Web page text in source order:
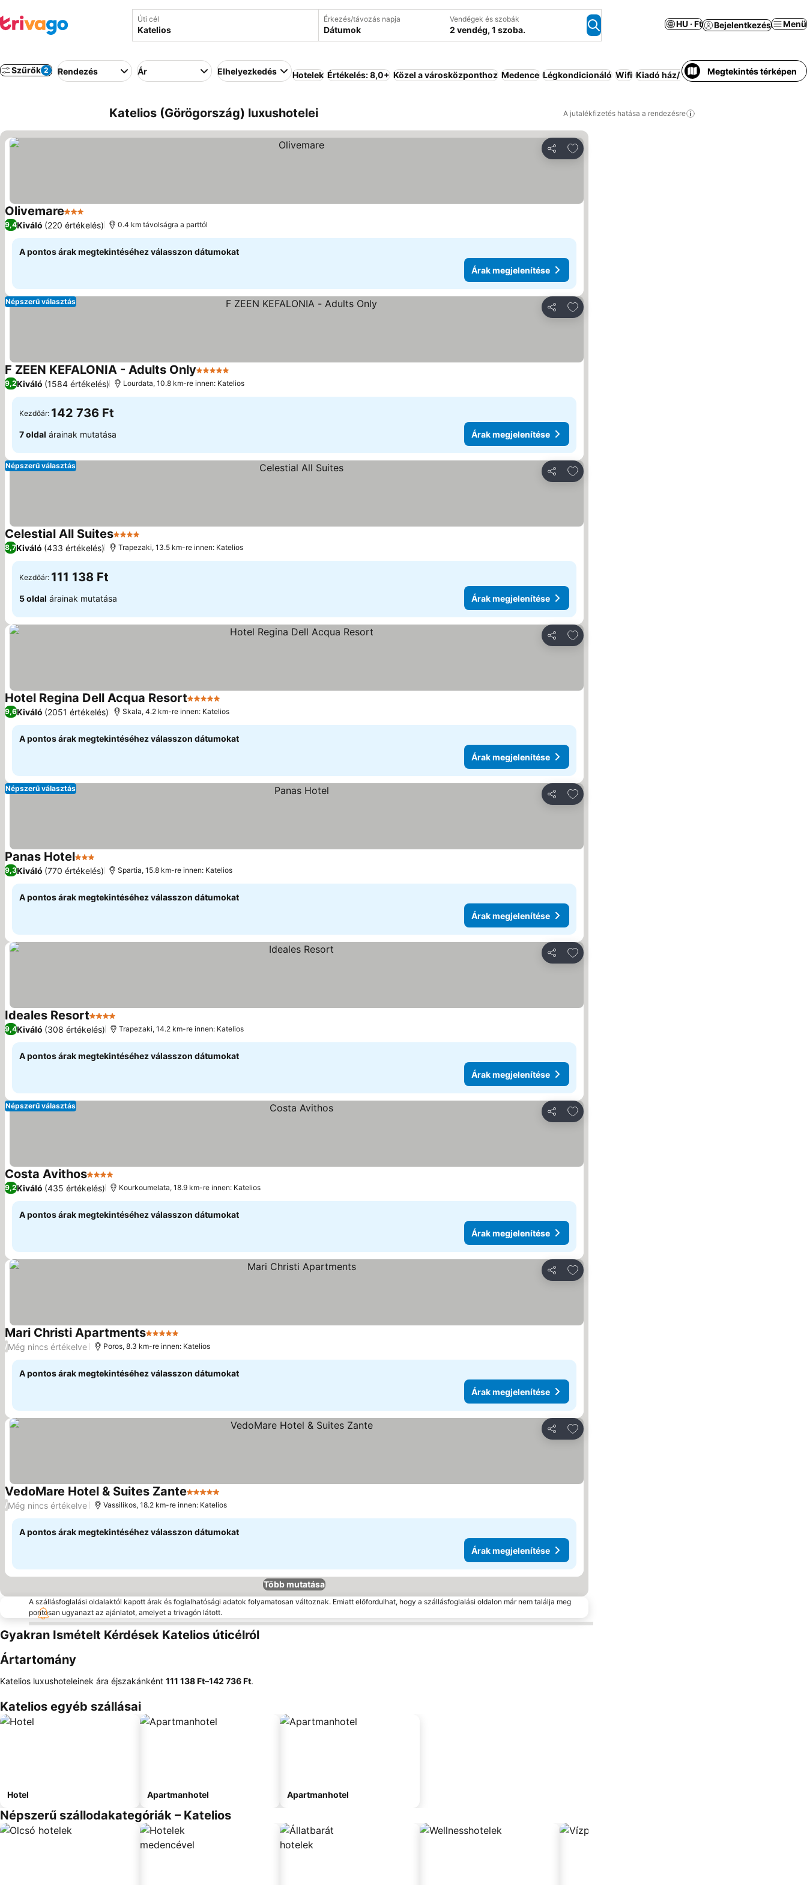
Úti cél Érkezés/távozás napja
Dátumok
Vendégek és szobák
2 vendég, 1 szoba.
HU · Ft Bejelentkezés Menü
Szűrők 2 Rendezés Ár Elhelyezkedés Hotelek Értékelés: 8,0+ Közel a városközponthoz Medence Légkondicionáló Wifi Kiadó ház/apartman Strand Konyha
Megtekintés térképen
Katelios (Görögország) luxushotelei A jutalékfizetés hatása a rendezésre
Megosztás
Hozzáadás a kedvencekhez
Olivemare3 Kategória
9,4Kiváló (220 értékelés) 0.4 km távolságra a parttól
A pontos árak megtekintéséhez válasszon dátumokat
Árak megjelenítése
Megosztás
Hozzáadás a kedvencekhez
Népszerű választás
F ZEEN KEFALONIA - Adults Only5 Kategória
9,2Kiváló (1584 értékelés) Lourdata, 10.8 km-re innen: Katelios
Kezdőár: 142 736 Ft
7 oldal árainak mutatása Árak megjelenítése
Megosztás
Hozzáadás a kedvencekhez
Népszerű választás
Celestial All Suites4 Kategória
8,7Kiváló (433 értékelés) Trapezaki, 13.5 km-re innen: Katelios
Kezdőár: 111 138 Ft
5 oldal árainak mutatása Árak megjelenítése
Megosztás
Hozzáadás a kedvencekhez
Hotel Regina Dell Acqua Resort5 Kategória
9,6Kiváló (2051 értékelés) Skala, 4.2 km-re innen: Katelios
A pontos árak megtekintéséhez válasszon dátumokat
Árak megjelenítése
Megosztás
Hozzáadás a kedvencekhez
Népszerű választás
Panas Hotel3 Kategória
9,3Kiváló (770 értékelés) Spartia, 15.8 km-re innen: Katelios
A pontos árak megtekintéséhez válasszon dátumokat
Árak megjelenítése
Megosztás
Hozzáadás a kedvencekhez
Ideales Resort4 Kategória
9,4Kiváló (308 értékelés) Trapezaki, 14.2 km-re innen: Katelios
A pontos árak megtekintéséhez válasszon dátumokat
Árak megjelenítése
Megosztás
Hozzáadás a kedvencekhez
Népszerű választás
Costa Avithos4 Kategória
9,2Kiváló (435 értékelés) Kourkoumelata, 18.9 km-re innen: Katelios
A pontos árak megtekintéséhez válasszon dátumokat
Árak megjelenítése
Megosztás
Hozzáadás a kedvencekhez
Mari Christi Apartments5 Kategória
/Még nincs értékelve Poros, 8.3 km-re innen: Katelios
A pontos árak megtekintéséhez válasszon dátumokat
Árak megjelenítése
Megosztás
Hozzáadás a kedvencekhez
VedoMare Hotel & Suites Zante5 Kategória
/Még nincs értékelve Vassilikos, 18.2 km-re innen: Katelios
A pontos árak megtekintéséhez válasszon dátumokat
Árak megjelenítése
Több mutatása
A szállásfoglalási oldalaktól kapott árak és foglalhatósági adatok folyamatosan változnak. Emiatt előfordulhat, hogy a szállásfoglalási oldalon már nem találja meg
pontosan ugyanazt az ajánlatot, amelyet a trivagón látott.
Gyakran Ismételt Kérdések Katelios úticélról
Ártartomány
Katelios luxushoteleinek ára éjszakánként ‎111 138 Ft–‎142 736 Ft.
Katelios egyéb szállásai
Hotel Apartmanhotel Apartmanhotel
Népszerű szállodakategóriák – Katelios